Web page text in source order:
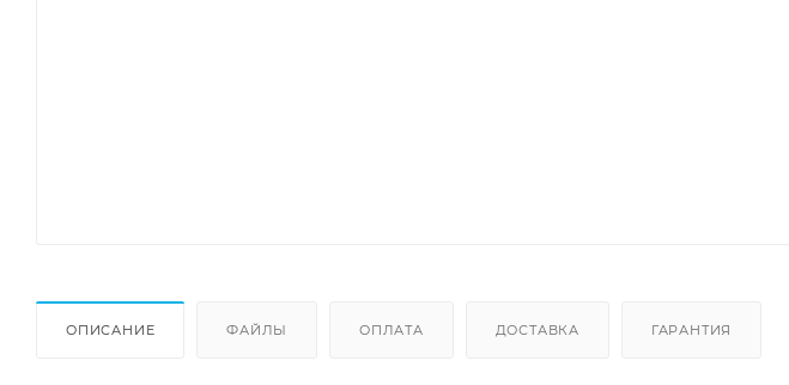
ОПИСАНИЕ ФАЙЛЫ ОПЛАТА ДОСТАВКА ГАРАНТИЯ